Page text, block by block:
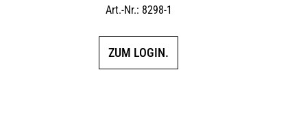
Art.-Nr.: 8298-1
ZUM LOGIN.